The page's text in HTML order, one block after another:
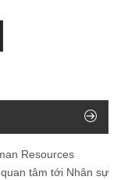
Resources
tâm tới Nhân sự